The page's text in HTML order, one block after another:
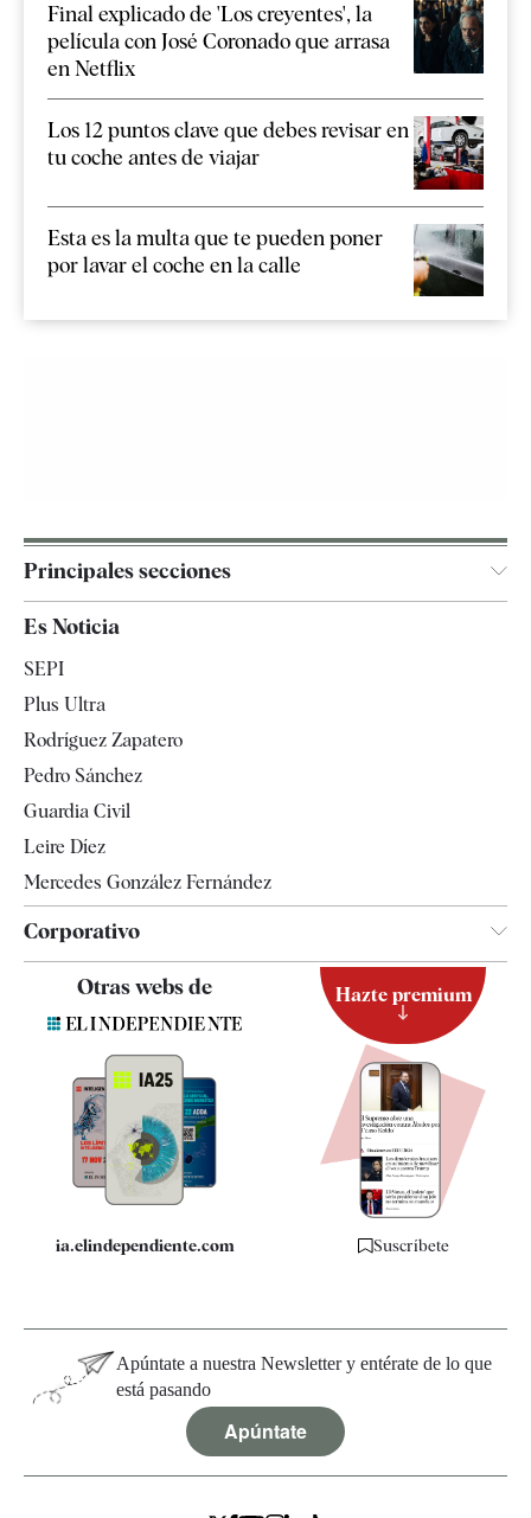
Final explicado de 'Los creyentes', la
película con José Coronado que arrasa
en Netflix
Los 12 puntos clave que debes revisar en
tu coche antes de viajar
Esta es la multa que te pueden poner
por lavar el coche en la calle
Principales secciones
España
Televisión
Es Noticia
SEPI
Plus Ultra
Rodríguez Zapatero
Pedro Sánchez
Guardia Civil
Leire Díez
Mercedes González Fernández
Corporativo
Contacto
Quiénes somos
Especificaciones
Otras webs de
ia.elindependiente.com
Hazte premium
Suscríbete
Apúntate a nuestra Newsletter y entérate de lo que
está pasando
Apúntate